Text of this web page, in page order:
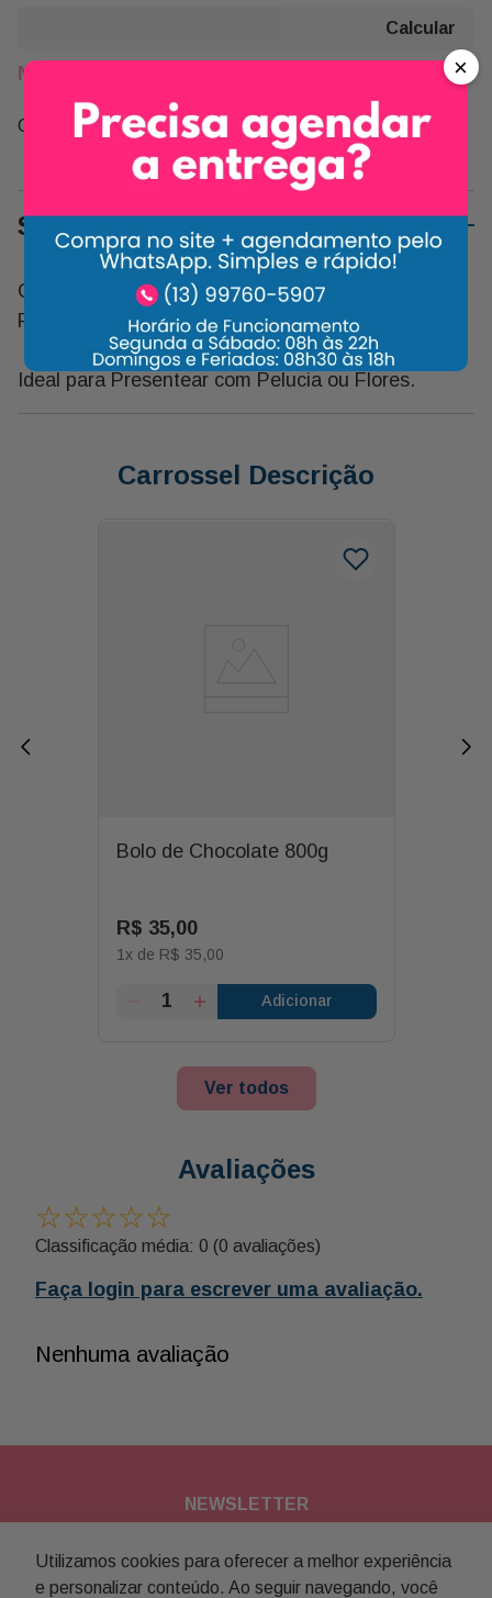
Não sei meu CEP
Compartilhe:
Sobre o Produto
Chocolate Artesanal Numa Linda Caixa Preta com
Placa e 03 Bombons.
Ideal para Presentear com Pelucia ou Flores.
Carrossel Descrição
Bolo de Chocolate 800g
R$ 35,00
1x de R$ 35,00
Adicionar
Ver todos
Avaliações
☆☆☆☆☆
Classificação média: 0 (0 avaliações)
Faça login para escrever uma avaliação.
Nenhuma avaliação
NEWSLETTER
Assine nossa newsletter para
×
Utilizamos cookies para oferecer a melhor experiência
e personalizar conteúdo. Ao seguir navegando, você